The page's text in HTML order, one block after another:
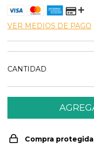
VER MEDIOS DE PAGO
CANTIDAD
Compra protegida